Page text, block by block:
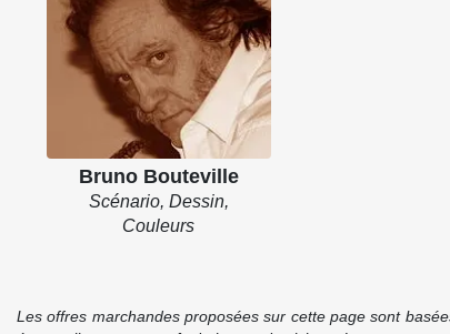
Bruno Bouteville
Scénario, Dessin,
Couleurs
Les offres marchandes proposées sur cette page sont